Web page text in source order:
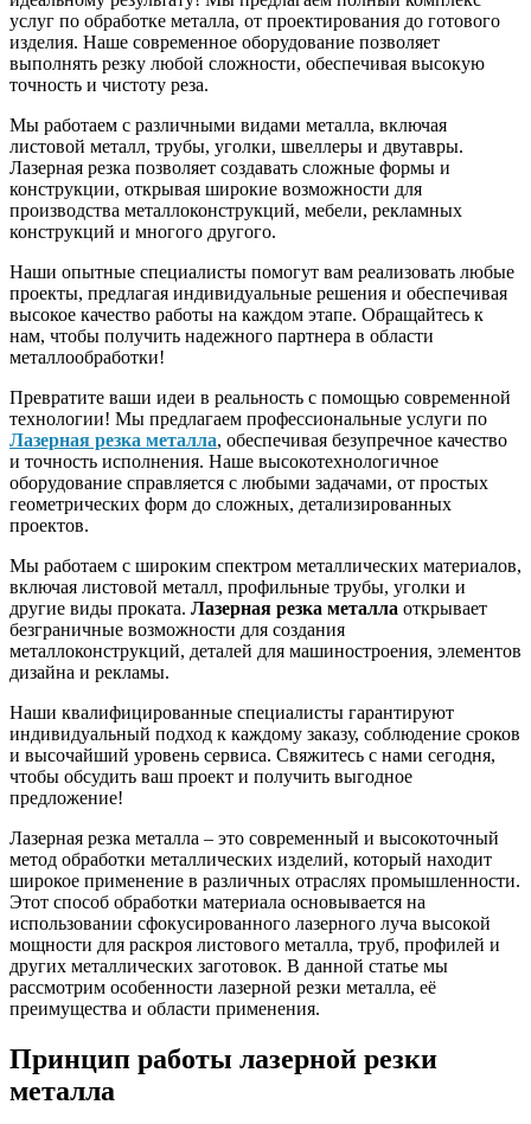
услуг по обработке металла, от проектирования до готового
изделия. Наше современное оборудование позволяет
выполнять резку любой сложности, обеспечивая высокую
точность и чистоту реза.
Мы работаем с различными видами металла, включая
листовой металл, трубы, уголки, швеллеры и двутавры.
Лазерная резка позволяет создавать сложные формы и
конструкции, открывая широкие возможности для
производства металлоконструкций, мебели, рекламных
конструкций и многого другого.
Наши опытные специалисты помогут вам реализовать любые
проекты, предлагая индивидуальные решения и обеспечивая
высокое качество работы на каждом этапе. Обращайтесь к
нам, чтобы получить надежного партнера в области
металлообработки!
Превратите ваши идеи в реальность с помощью современной
технологии! Мы предлагаем профессиональные услуги по
Лазерная резка металла, обеспечивая безупречное качество
и точность исполнения. Наше высокотехнологичное
оборудование справляется с любыми задачами, от простых
геометрических форм до сложных, детализированных
проектов.
Мы работаем с широким спектром металлических материалов,
включая листовой металл, профильные трубы, уголки и
другие виды проката. Лазерная резка металла открывает
безграничные возможности для создания
металлоконструкций, деталей для машиностроения, элементов
дизайна и рекламы.
Наши квалифицированные специалисты гарантируют
индивидуальный подход к каждому заказу, соблюдение сроков
и высочайший уровень сервиса. Свяжитесь с нами сегодня,
чтобы обсудить ваш проект и получить выгодное
предложение!
Лазерная резка металла – это современный и высокоточный
метод обработки металлических изделий, который находит
широкое применение в различных отраслях промышленности.
Этот способ обработки материала основывается на
использовании сфокусированного лазерного луча высокой
мощности для раскроя листового металла, труб, профилей и
других металлических заготовок. В данной статье мы
рассмотрим особенности лазерной резки металла, её
преимущества и области применения.
Принцип работы лазерной резки
металла